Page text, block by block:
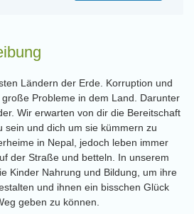
Ländern der Erde. Korruption und
Probleme in dem Land. Darunter
Wir erwarten von dir die Bereitschaft
sein und dich um sie kümmern zu
in Nepal, jedoch leben immer
der Straße und betteln. In unserem
Kinder Nahrung und Bildung, um ihre
und ihnen ein bisschen Glück
geben zu können.